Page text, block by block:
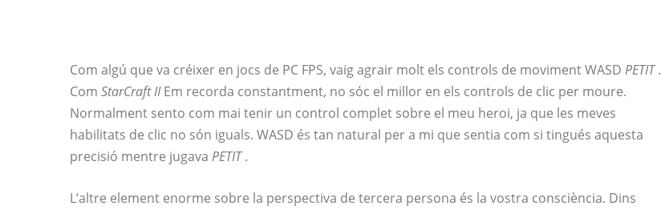
Com algú que va créixer en jocs de PC FPS, vaig agrair molt els controls de moviment WASD PETIT.
Com StarCraft IIEm recorda constantment, no sóc el millor en els controls de clic per moure.
Normalment sento com mai tenir un control complet sobre el meu heroi, ja que les meves
habilitats de clic no són iguals. WASD és tan natural per a mi que sentia com si tingués aquesta
precisió mentre jugava PETIT.
L’altre element enorme sobre la perspectiva de tercera persona és la vostra consciència. Dins